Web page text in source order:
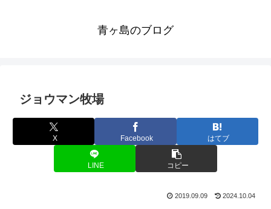
青ヶ島のブログ
ジョウマン牧場
X Facebook はてブ
LINE コピー
2019.09.09 2024.10.04